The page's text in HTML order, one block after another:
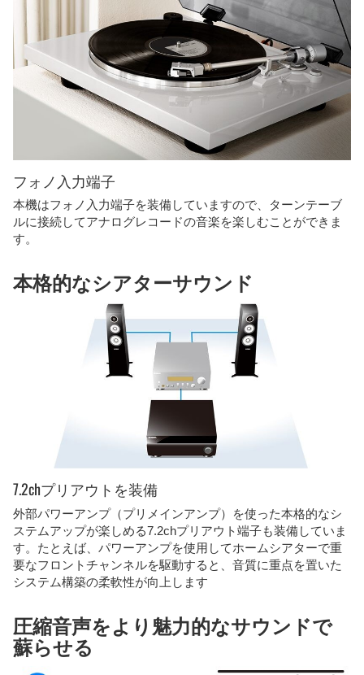
フォノ入力端子
本機はフォノ入力端子を装備していますので、ターンテーブ
ルに接続してアナログレコードの音楽を楽しむことができま
す。
本格的なシアターサウンド
7.2chプリアウトを装備
外部パワーアンプ（プリメインアンプ）を使った本格的なシ
ステムアップが楽しめる7.2chプリアウト端子も装備していま
す。たとえば、パワーアンプを使用してホームシアターで重
要なフロントチャンネルを駆動すると、音質に重点を置いた
システム構築の柔軟性が向上します
圧縮音声をより魅力的なサウンドで
蘇らせる